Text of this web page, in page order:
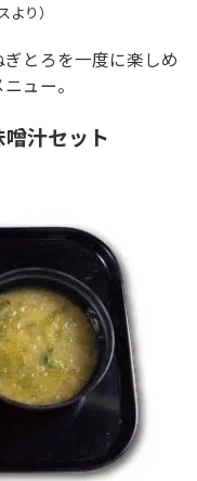
より）
とろを一度に楽しめ
ュー。
噌汁セット